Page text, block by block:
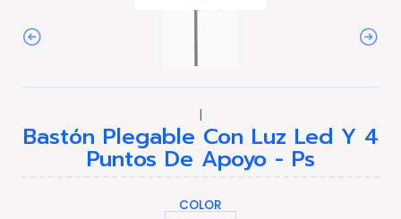
|
Bastón Plegable Con Luz Led Y 4
Puntos De Apoyo - Ps
COLOR